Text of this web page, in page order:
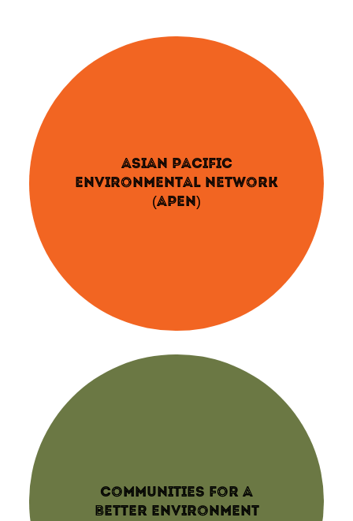
ASIAN PACIFIC
ENVIRONMENTAL NETWORK
(APEN)
COMMUNITIES FOR A
BETTER ENVIRONMENT